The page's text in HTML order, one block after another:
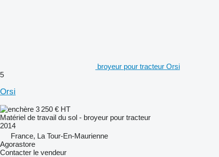
broyeur pour tracteur Orsi
5
Orsi
3 250 € HT
Matériel de travail du sol - broyeur pour tracteur
2014
France, La Tour-En-Maurienne
Agorastore
Contacter le vendeur